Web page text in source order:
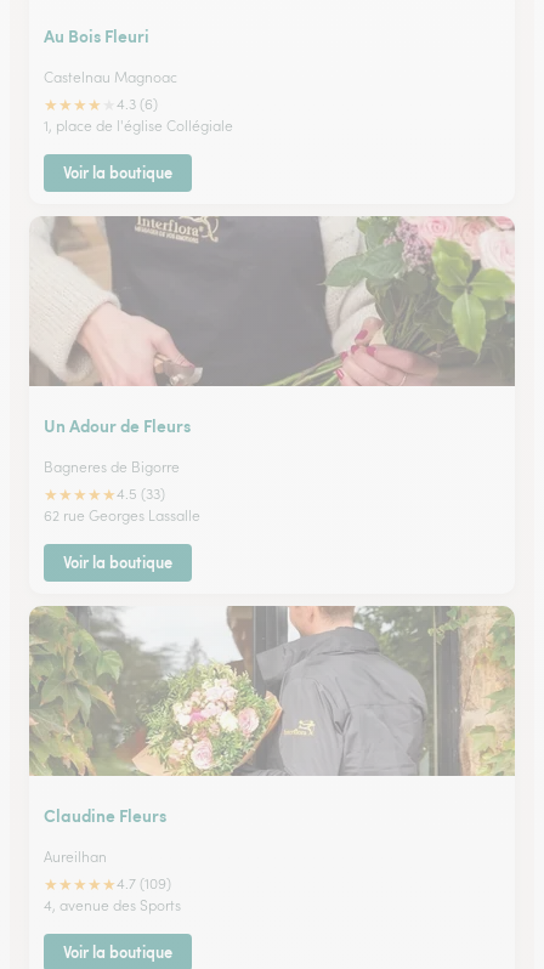
Au Bois Fleuri
Castelnau Magnoac
★★★★
4.3 (6)
1, place de l'église Collégiale
Voir la boutique
Un Adour de Fleurs
Bagneres de Bigorre
★★★★★4.5 (33)
62 rue Georges Lassalle
Voir la boutique
Claudine Fleurs
Aureilhan
★★★★★4.7 (109)
4, avenue des Sports
Voir la boutique